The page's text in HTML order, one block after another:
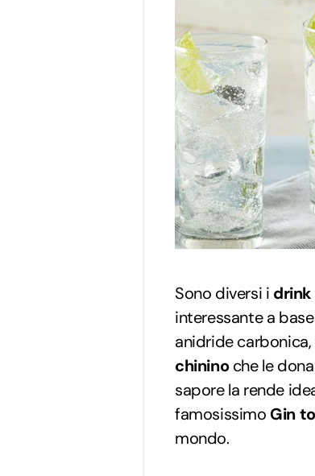
Sono diversi i
interessante a
anidride
chininoche le
sapore la rende
famosissimo Gin
mondo.